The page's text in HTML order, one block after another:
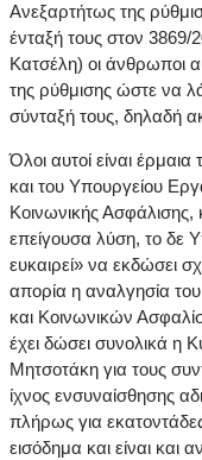
Ανεξαρτήτως της
ένταξή τους στον
Κατσέλη) οι άνθρωποι
της ρύθμισης ώστε να
σύνταξή τους, δηλαδή
Όλοι αυτοί είναι
και του Υπουργείου
Κοινωνικής
επείγουσα λύση, το δε
ευκαιρεί» να εκδώσει
απορία η αναλγησία
και Κοινωνικών
έχει δώσει συνολικά η
Μητσοτάκη για τους
ίχνος ενσυναίσθησης
πλήρως για
εισόδημα και είναι και